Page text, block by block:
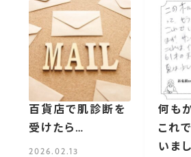
百貨店で肌診断を
受けたら…
2026.02.13
何も
これ
いまし